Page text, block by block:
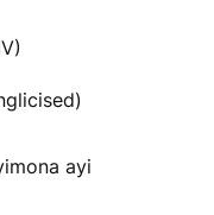
ayi